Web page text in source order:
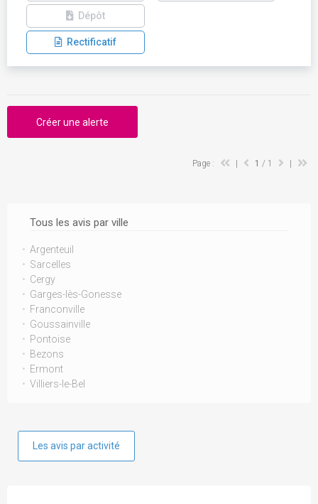
Tous les avis par ville
Argenteuil
Sarcelles
Cergy
Garges-lès-Gonesse
Franconville
Goussainville
Pontoise
Bezons
Ermont
Villiers-le-Bel
Les avis par activité
Dépôt
Rectificatif
Créer une alerte
Page : 1 / 1